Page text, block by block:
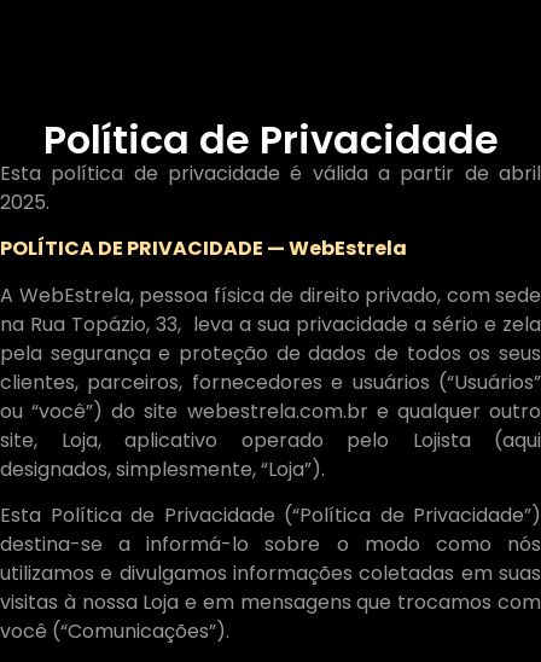
Política de Privacidade
Esta política de privacidade é válida a partir de abril
2025.
POLÍTICA DE PRIVACIDADE — WebEstrela
A WebEstrela, pessoa física de direito privado, com sede
na Rua Topázio, 33, leva a sua privacidade a sério e zela
pela segurança e proteção de dados de todos os seus
clientes, parceiros, fornecedores e usuários (“Usuários”
ou “você”) do site webestrela.com.br e qualquer outro
site, Loja, aplicativo operado pelo Lojista (aqui
designados, simplesmente, “Loja”).
Esta Política de Privacidade (“Política de Privacidade”)
destina-se a informá-lo sobre o modo como nós
utilizamos e divulgamos informações coletadas em suas
visitas à nossa Loja e em mensagens que trocamos com
você (“Comunicações”).